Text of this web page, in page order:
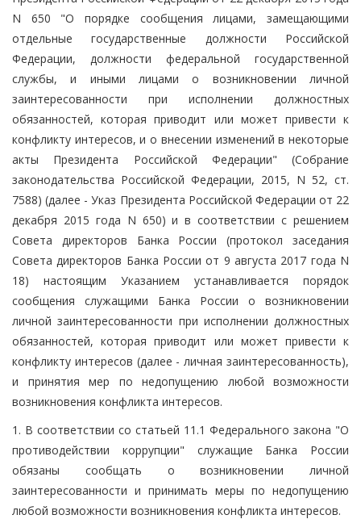
N 650 "О порядке сообщения лицами, замещающими
отдельные государственные должности Российской
Федерации, должности федеральной государственной
службы, и иными лицами о возникновении личной
заинтересованности при исполнении должностных
обязанностей, которая приводит или может привести к
конфликту интересов, и о внесении изменений в некоторые
акты Президента Российской Федерации" (Собрание
законодательства Российской Федерации, 2015, N 52, ст.
7588) (далее - Указ Президента Российской Федерации от 22
декабря 2015 года N 650) и в соответствии с решением
Совета директоров Банка России (протокол заседания
Совета директоров Банка России от 9 августа 2017 года N
18) настоящим Указанием устанавливается порядок
сообщения служащими Банка России о возникновении
личной заинтересованности при исполнении должностных
обязанностей, которая приводит или может привести к
конфликту интересов (далее - личная заинтересованность),
и принятия мер по недопущению любой возможности
возникновения конфликта интересов.
1. В соответствии со статьей 11.1 Федерального закона "О
противодействии коррупции" служащие Банка России
обязаны сообщать о возникновении личной
заинтересованности и принимать меры по недопущению
любой возможности возникновения конфликта интересов.